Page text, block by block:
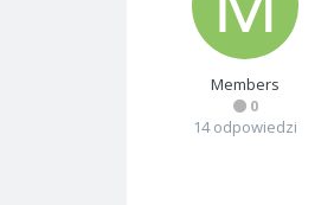
Members
0
14 odpowiedzi